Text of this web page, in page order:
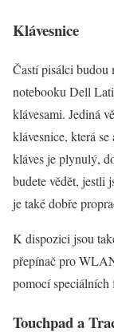
Klávesnice
Častí pisálci budou
notebooku Dell
klávesami. Jediná
klávesnice, která
kláves je plynulý,
budete vědět, jestli
je také dobře
K dispozici jsou
přepínač pro
pomocí
Touchpad a